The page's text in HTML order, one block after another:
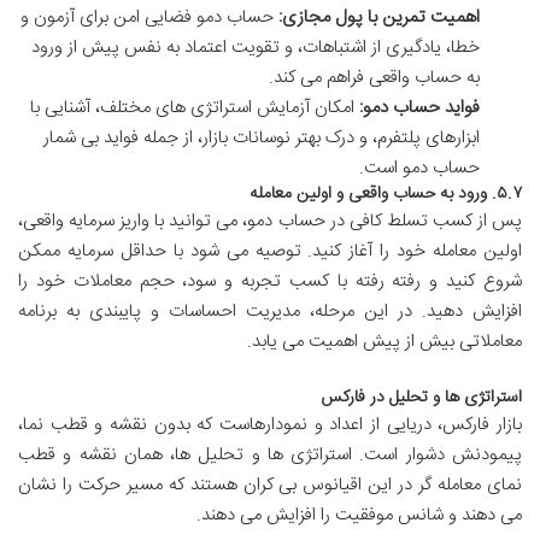
اهمیت تمرین با پول مجازی: حساب دمو فضایی امن برای آزمون و
خطا، یادگیری از اشتباهات، و تقویت اعتماد به نفس پیش از ورود
به حساب واقعی فراهم می کند.
فواید حساب دمو: امکان آزمایش استراتژی های مختلف، آشنایی با
ابزارهای پلتفرم، و درک بهتر نوسانات بازار، از جمله فواید بی شمار
حساب دمو است.
۵.۷. ورود به حساب واقعی و اولین معامله
پس از کسب تسلط کافی در حساب دمو، می توانید با واریز سرمایه واقعی،
اولین معامله خود را آغاز کنید. توصیه می شود با حداقل سرمایه ممکن
شروع کنید و رفته رفته با کسب تجربه و سود، حجم معاملات خود را
افزایش دهید. در این مرحله، مدیریت احساسات و پایبندی به برنامه
معاملاتی بیش از پیش اهمیت می یابد.
استراتژی ها و تحلیل در فارکس
بازار فارکس، دریایی از اعداد و نمودارهاست که بدون نقشه و قطب نما،
پیمودنش دشوار است. استراتژی ها و تحلیل ها، همان نقشه و قطب
نمای معامله گر در این اقیانوس بی کران هستند که مسیر حرکت را نشان
می دهند و شانس موفقیت را افزایش می دهند.